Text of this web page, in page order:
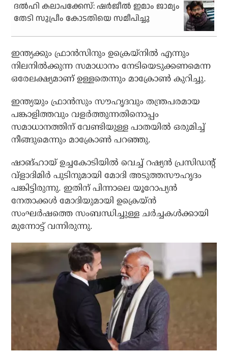
ദല്‍ഹി കലാപക്കേസ്: ഷര്‍ജീല്‍ ഇമാം ജാമ്യം
തേടി സുപ്രീം കോടതിയെ സമീപിച്ചു
ഇന്ത്യക്കും ഫ്രാന്‍സിനും ഉക്രെയ്‌നില്‍ എന്നും
നിലനില്‍ക്കുന്ന സമാധാനം നേടിയെടുക്കണമെന്ന
ഒരേലക്ഷ്യമാണ് ഉള്ളതെന്നും മാക്രോണ്‍ കുറിച്ചു.
ഇന്ത്യയും ഫ്രാന്‍സും സൗഹൃദവും തന്ത്രപരമായ
പങ്കാളിത്തവും വളര്‍ത്തുന്നതിനൊപ്പം
സമാധാനത്തിന് വേണ്ടിയുള്ള പാതയില്‍ ഒരുമിച്ച്
നീങ്ങുമെന്നും മാക്രോണ്‍ പറഞ്ഞു.
ഷാങ്ഹായ് ഉച്ചകോടിയില്‍ വെച്ച് റഷ്യന്‍ പ്രസിഡന്റ്
വ്‌ളാദിമിര്‍ പുടിനുമായി മോദി അടുത്തസൗഹൃദം
പങ്കിട്ടിരുന്നു. ഇതിന് പിന്നാലെ യൂറോപ്യന്‍
നേതാക്കള്‍ മോദിയുമായി ഉക്രെയ്ന്‍
സംഘര്‍ഷത്തെ സംബന്ധിച്ചുള്ള ചര്‍ച്ചകള്‍ക്കായി
മുന്നോട്ട് വന്നിരുന്നു.